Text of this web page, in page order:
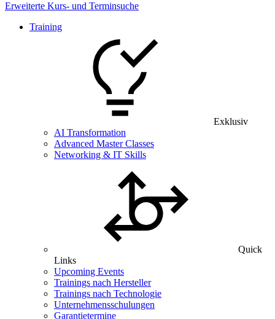
Erweiterte Kurs- und Terminsuche
Training
Exklusiv
AI Transformation
Advanced Master Classes
Networking & IT Skills
Quick
Links
Upcoming Events
Trainings nach Hersteller
Trainings nach Technologie
Unternehmensschulungen
Garantietermine